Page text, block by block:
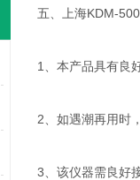
五、上海KDM-
1、本产品具有良
2、如遇潮再用时
3、该仪器需良好